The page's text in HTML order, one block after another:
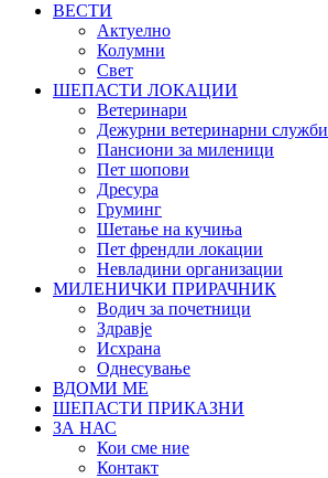
ВЕСТИ
Актуелно
Колумни
Свет
ШЕПАСТИ ЛОКАЦИИ
Ветеринари
Дежурни ветеринарни служби
Пансиони за миленици
Пет шопови
Дресура
Груминг
Шетање на кучиња
Пет френдли локации
Невладини организации
МИЛЕНИЧКИ ПРИРАЧНИК
Водич за почетници
Здравје
Исхрана
Однесување
ВДОМИ МЕ
ШЕПАСТИ ПРИКАЗНИ
ЗА НАС
Кои сме ние
Контакт